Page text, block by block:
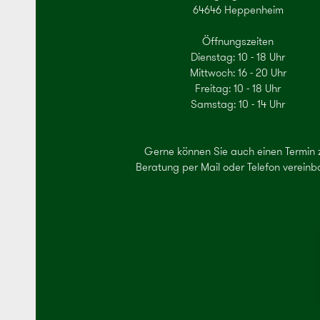
64646 Heppenheim
Öffnungszeiten
Dienstag: 10 - 18 Uhr
Mittwoch: 16 - 20 Uhr
Freitag: 10 - 18 Uhr
Samstag: 10 - 14 Uhr
Gerne können Sie auch einen Termin
Beratung per Mail oder Telefon